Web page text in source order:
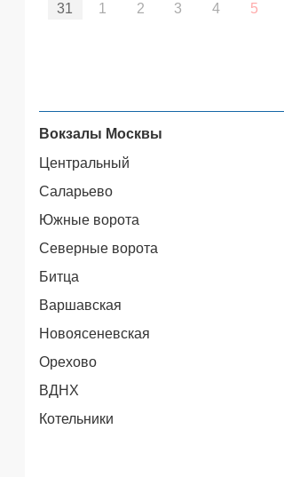
31
1 2 3 4 5
Вокзалы Москвы
Центральный
Саларьево
Южные ворота
Северные ворота
Битца
Варшавская
Новоясеневская
Орехово
ВДНХ
Котельники